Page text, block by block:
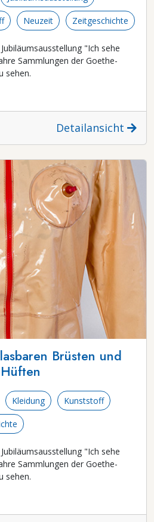
Neuzeit Zeitgeschichte
"Ich sehe
Sammlungen der Goethe-
sehen.
Detailansicht
Brüsten und
Hüften
Kleidung Kunststoff
"Ich sehe
Sammlungen der Goethe-
sehen.